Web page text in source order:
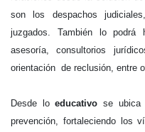
son los despachos
juzgados. También lo podrá
asesoría, consultorios
orientación de reclusión, entre
Desde loeducativo se ubica
prevención, fortaleciendo los